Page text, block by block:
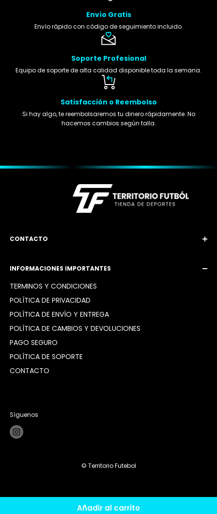
Añadir al carrito
Envío Gratis
Envío rápido con código de seguimiento incluido.
Soporte Profesional
Equipo de soporte de alta calidad disponible toda la semana.
Satisfacción o Reembolso
Si hay algo, te reembolsaremos tu dinero rápidamente. No
hacemos cambios según talla.
CONTACTO
Instagram: @territoriofutbol2_
INFORMACIONES IMPORTANTES
TÉRMINOS Y CONDICIONES
POLÍTICA DE PRIVACIDAD
POLÍTICA DE ENVÍO Y ENTREGA
POLÍTICA DE CAMBIOS Y DEVOLUCIONES
PAGO SEGURO
POLÍTICA DE SOPORTE
CONTACTO
Síguenos
© Territorio Futebol